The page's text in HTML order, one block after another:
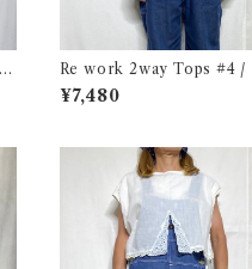
Re work 2way Tops #4 /
ーク 2way トップス 古着
¥7,480